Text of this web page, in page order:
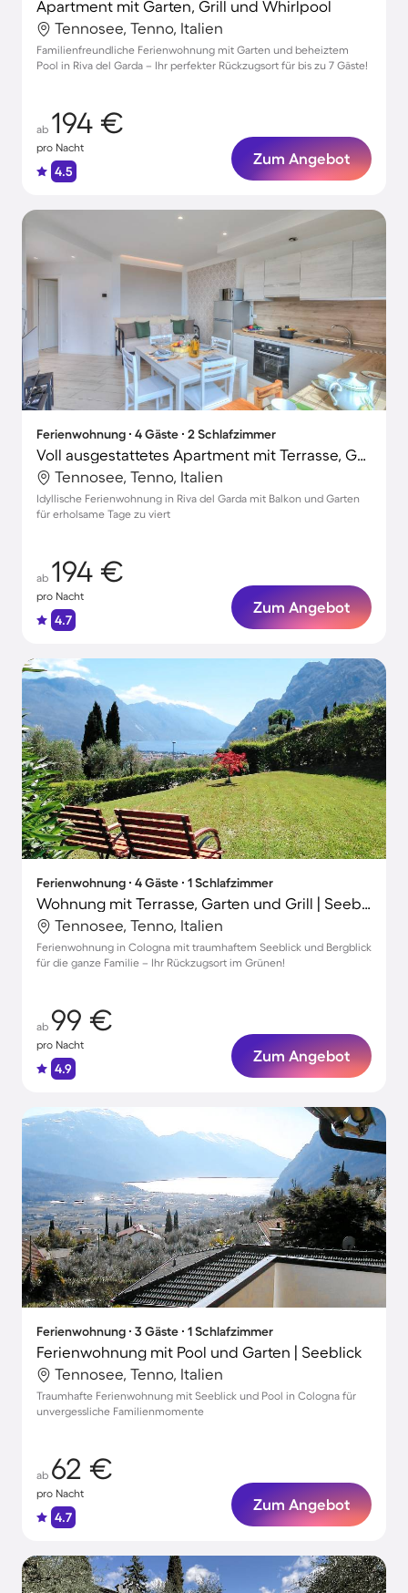
Apartment mit Garten, Grill und Whirlpool
Tennosee, Tenno, Italien
Familienfreundliche Ferienwohnung mit Garten und beheiztem
Pool in Riva del Garda – Ihr perfekter Rückzugsort für bis zu 7 Gäste!
ab 194 €
pro Nacht
4.5
Zum Angebot
Ferienwohnung ∙ 4 Gäste ∙ 2 Schlafzimmer
Voll ausgestattetes Apartment mit Terrasse, Garten und Pool
Tennosee, Tenno, Italien
Idyllische Ferienwohnung in Riva del Garda mit Balkon und Garten
für erholsame Tage zu viert
ab 194 €
pro Nacht
4.7
Zum Angebot
Ferienwohnung ∙ 4 Gäste ∙ 1 Schlafzimmer
Wohnung mit Terrasse, Garten und Grill | Seeblick
Tennosee, Tenno, Italien
Ferienwohnung in Cologna mit traumhaftem Seeblick und Bergblick
für die ganze Familie – Ihr Rückzugsort im Grünen!
ab 99 €
pro Nacht
4.9
Zum Angebot
Ferienwohnung ∙ 3 Gäste ∙ 1 Schlafzimmer
Ferienwohnung mit Pool und Garten | Seeblick
Tennosee, Tenno, Italien
Traumhafte Ferienwohnung mit Seeblick und Pool in Cologna für
unvergessliche Familienmomente
ab 62 €
pro Nacht
4.7
Zum Angebot